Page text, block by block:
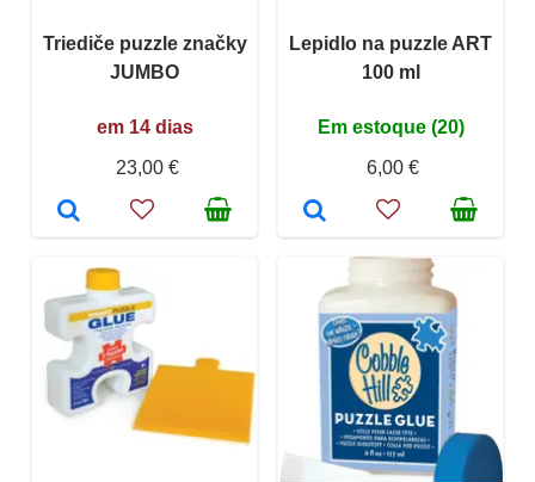
Triediče puzzle značky
JUMBO
em 14 dias
23,00 €
Lepidlo na puzzle ART
100 ml
Em estoque (20)
6,00 €